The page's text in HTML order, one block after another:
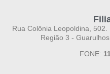
Rua Colônia Leopoldina, 502.
Região 3 -
FONE: